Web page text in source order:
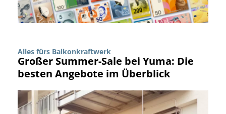
Alles fürs Balkonkraftwerk
Großer Summer-Sale bei Yuma: Die
besten Angebote im Überblick